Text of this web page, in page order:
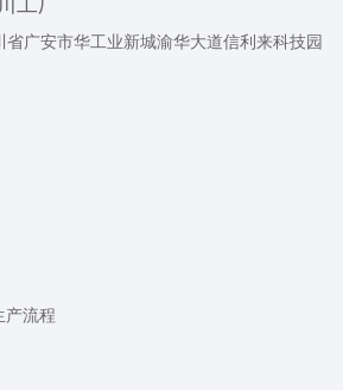
工厂
省广安市华工业新城渝华大道信利来科技园
产流程